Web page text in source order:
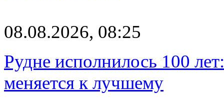
08.08.2026, 08:25
Рудне исполнилось 100
меняется к лучшему